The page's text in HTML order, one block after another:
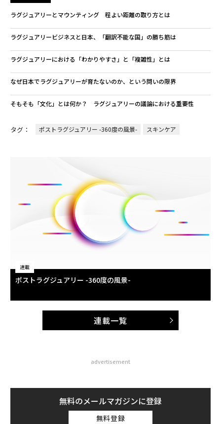
ラグジュアリーとマウンティング 程よい距離の取り方とは
ラグジュアリービジネスと日本、「翻訳不能な国」の勝ち筋は
ラグジュアリーにおける「わかりやすさ」と「複雑性」とは
なぜ日本でラグジュアリーが育たないのか、という問いの限界
そもそも「文化」とは何か？ ラグジュアリーの議論における重要性
タグ： ポストラグジュアリー -360度の風景- スキンケア
連載
ポストラグジュアリー -360度の風景-
連載一覧
advertisement
無料のメールマガジンに登録
無料登録